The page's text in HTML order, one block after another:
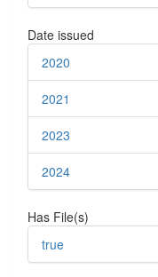
Date issued
2020
2021
2023
2024
Has File(s)
true